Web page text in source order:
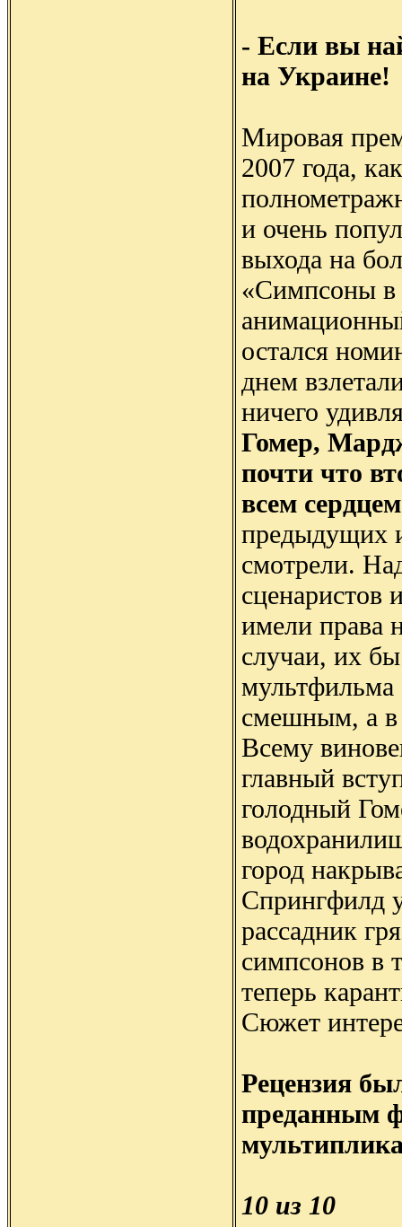
- Если вы
на Украине!
Мировая
2007 года,
и очень
выхода на
«Симпсоны в
остался
днем
ничего
Гомер,
почти что
всем
предыдущих
смотрели.
сценаристов
имели права
случаи, их
мультфильма
смешным, а в
Всему
главный
голодный
город
Спрингфилд
рассадник
симпсонов в
теперь
Сюжет
Рецензия
преданным
10 из 10